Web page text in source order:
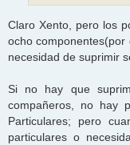
Claro Xento, pero los
ocho componentes(por
necesidad de suprimir
Si no hay que
compañeros, no hay
Particulares; pero
particulares o